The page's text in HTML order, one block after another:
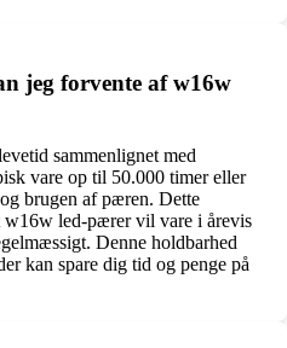
jeg forvente af w16w
sammenlignet med
vare op til 50.000 timer eller
brugen af ​​pæren. Dette
w16w led-pærer vil vare i årevis
Denne holdbarhed
kan spare dig tid og penge på